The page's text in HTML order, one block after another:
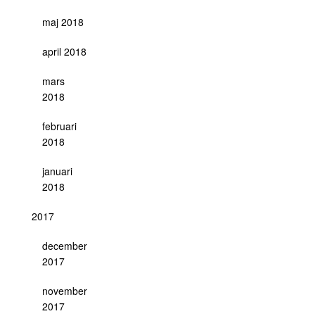
maj 2018
april 2018
mars
2018
februari
2018
januari
2018
2017
december
2017
november
2017